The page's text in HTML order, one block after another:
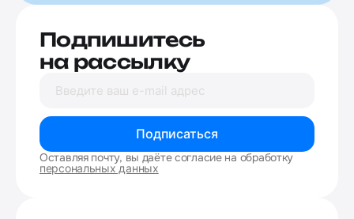
Подпишитесь
на рассылку
Подписаться
Оставляя почту, вы даёте согласие на обработку
персональных данных